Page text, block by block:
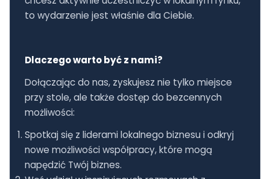
to wydarzenie jest właśnie dla Ciebie.
Dlaczego warto być z nami?
Dołączając do nas, zyskujesz nie tylko miejsce
przy stole, ale także dostęp do bezcennych
możliwości:
Spotkaj się z liderami lokalnego biznesu i odkryj
nowe możliwości współpracy, które mogą
napędzić Twój biznes.